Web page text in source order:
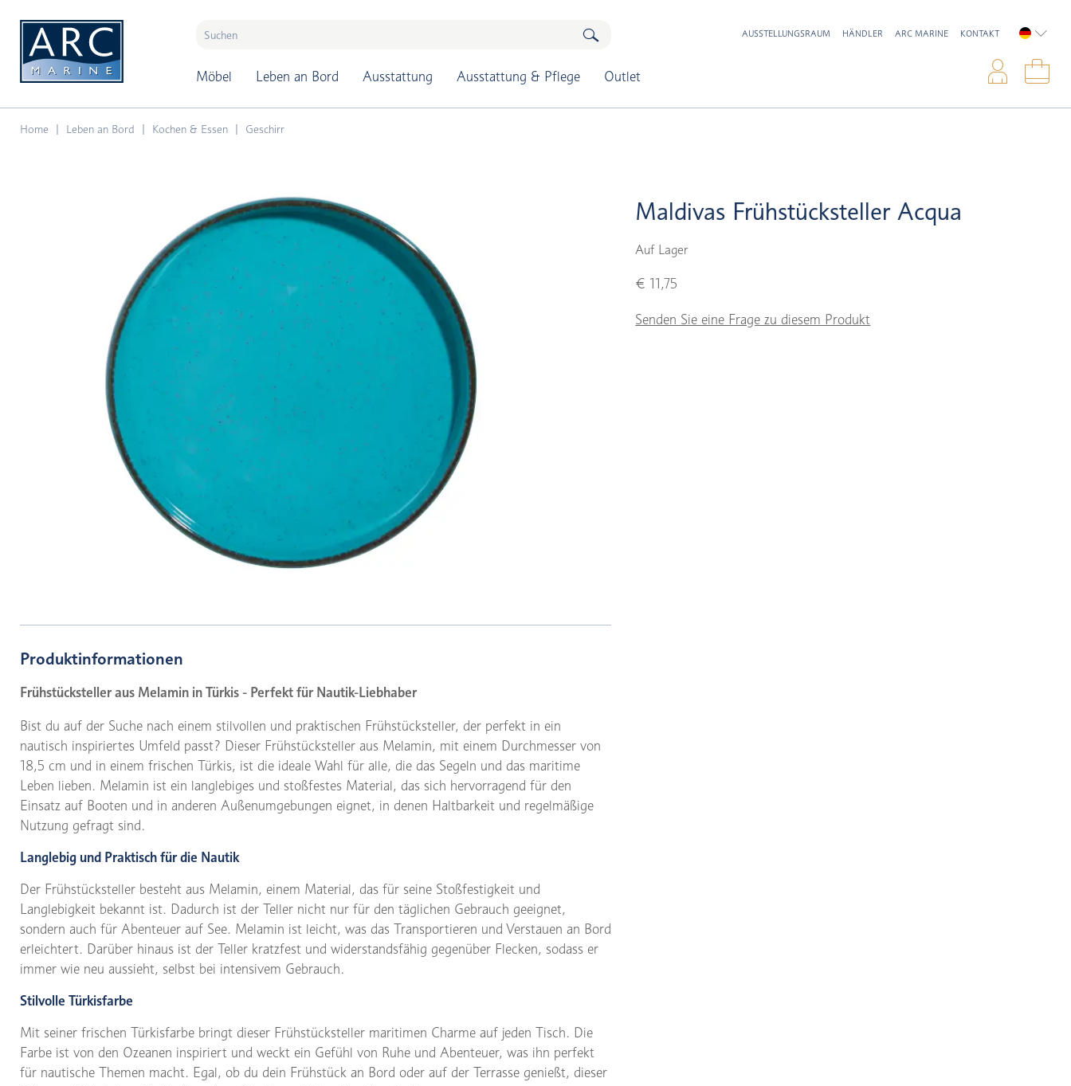
Möbel Leben an Bord Ausstattung Ausstattung & Pflege Outlet
AUSSTELLUNGSRAUM HÄNDLER ARC MARINE KONTAKT
Home Leben an Bord Kochen & Essen Geschirr
Maldivas Frühstücksteller Acqua
Auf Lager
€ 11,75
Senden Sie eine Frage zu diesem Produkt
Produktinformationen
Frühstücksteller aus Melamin in Türkis - Perfekt für Nautik-Liebhaber
Bist du auf der Suche nach einem stilvollen und praktischen Frühstücksteller, der perfekt in ein
nautisch inspiriertes Umfeld passt? Dieser Frühstücksteller aus Melamin, mit einem Durchmesser von
18,5 cm und in einem frischen Türkis, ist die ideale Wahl für alle, die das Segeln und das maritime
Leben lieben. Melamin ist ein langlebiges und stoßfestes Material, das sich hervorragend für den
Einsatz auf Booten und in anderen Außenumgebungen eignet, in denen Haltbarkeit und regelmäßige
Nutzung gefragt sind.
Langlebig und Praktisch für die Nautik
Der Frühstücksteller besteht aus Melamin, einem Material, das für seine Stoßfestigkeit und
Langlebigkeit bekannt ist. Dadurch ist der Teller nicht nur für den täglichen Gebrauch geeignet,
sondern auch für Abenteuer auf See. Melamin ist leicht, was das Transportieren und Verstauen an Bord
erleichtert. Darüber hinaus ist der Teller kratzfest und widerstandsfähig gegenüber Flecken, sodass er
immer wie neu aussieht, selbst bei intensivem Gebrauch.
Stilvolle Türkisfarbe
Mit seiner frischen Türkisfarbe bringt dieser Frühstücksteller maritimen Charme auf jeden Tisch. Die
Farbe ist von den Ozeanen inspiriert und weckt ein Gefühl von Ruhe und Abenteuer, was ihn perfekt
für nautische Themen macht. Egal, ob du dein Frühstück an Bord oder auf der Terrasse genießt, dieser